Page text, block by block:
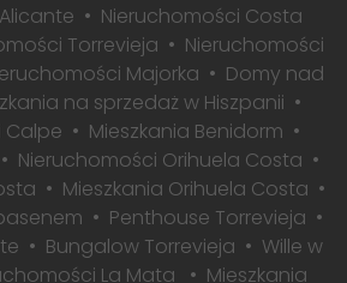
Nieruchomości Costa
Torrevieja
Nieruchomości
Majorka
Domy nad
na sprzedaż w Hiszpanii
Calpe
Mieszkania Benidorm
Nieruchomości Orihuela Costa
Mieszkania Orihuela Costa
Penthouse Torrevieja
Bungalow Torrevieja
Wille w
La Mata
Mieszkania